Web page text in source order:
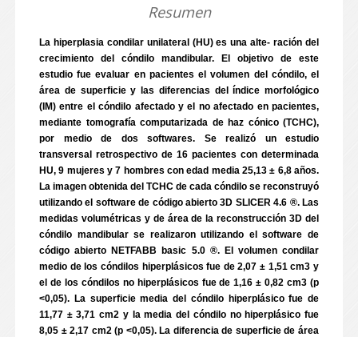
Resumen
La hiperplasia condilar unilateral (HU) es una alte- ración del
crecimiento del cóndilo mandibular. El objetivo de este
estudio fue evaluar en pacientes el volumen del cóndilo, el
área de superficie y las diferencias del índice morfológico
(IM) entre el cóndilo afectado y el no afectado en pacientes,
mediante tomografía computarizada de haz cónico (TCHC),
por medio de dos softwares. Se realizó un estudio
transversal retrospectivo de 16 pacientes con determinada
HU, 9 mujeres y 7 hombres con edad media 25,13 ± 6,8 años.
La imagen obtenida del TCHC de cada cóndilo se reconstruyó
utilizando el software de código abierto 3D SLICER 4.6 ®. Las
medidas volumétricas y de área de la reconstrucción 3D del
cóndilo mandibular se realizaron utilizando el software de
código abierto NETFABB basic 5.0 ®. El volumen condilar
medio de los cóndilos hiperplásicos fue de 2,07 ± 1,51 cm3 y
el de los cóndilos no hiperplásicos fue de 1,16 ± 0,82 cm3 (p
<0,05). La superficie media del cóndilo hiperplásico fue de
11,77 ± 3,71 cm2 y la media del cóndilo no hiperplásico fue
8,05 ± 2,17 cm2 (p <0,05). La diferencia de superficie de área